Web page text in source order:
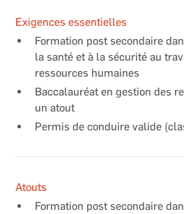
Exigences essentielles
Formation post secondaire
la santé et à la sécurité au
ressources humaines
Baccalauréat en gestion des
un atout
Permis de conduire valide
Atouts
Formation post secondaire